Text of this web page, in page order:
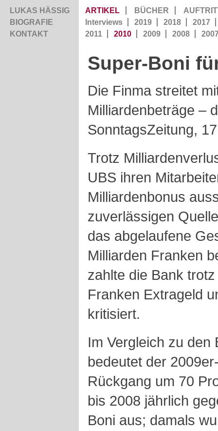
LUKAS HÄSSIG
BIOGRAFIE
KONTAKT
ARTIKEL BÜCHER
Interviews
2019 2018
2017
2011
2010 2009 2008
Super-Boni
Die Finma streitet
Milliardenbeträge –
SonntagsZeitung,
Trotz
UBS ihren
Milliardenbonus
zuverlässigen
das abgelaufene
Milliarden Franken
zahlte die Bank
Franken Extrageld
kritisiert.
Im Vergleich zu den
bedeutet der
Rückgang um 70
bis 2008 jährlich
Boni aus; damals